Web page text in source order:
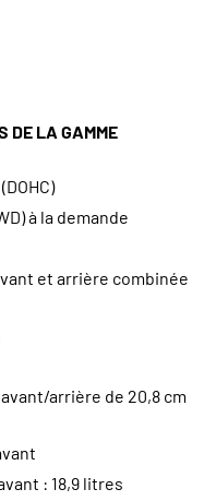
DE LA GAMME
à la demande
et arrière combinée
arrière de 20,8 cm
: 18,9 litres